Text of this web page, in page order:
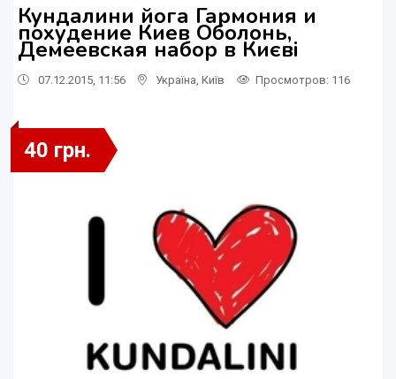
Кундалини йога Гармония и
похудение Киев Оболонь,
Демеевская набор в Києві
07.12.2015, 11:56 Україна Київ Просмотров: 116
40 грн.